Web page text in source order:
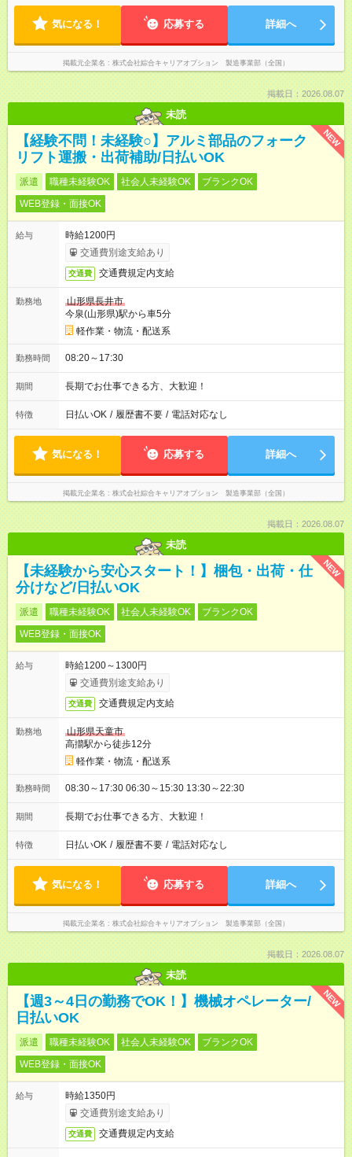
気になる！ 応募する 詳細へ
掲載元企業名 株式会社綜合キャリアオプション 製造事業部（全国）
掲載日：2026.08.07
未読
NEW
【経験不問！未経験○】アルミ部品のフォーク
リフト運搬・出荷補助/日払いOK
派遣 職種未経験OK 社会人未経験OK
ブランクOK
WEB登録・面接OK
給与
時給1200円
交通費別途支給あり
交通費 交通費規定内支給
勤務地
山形県長井市
今泉(山形県)駅から車5分
軽作業・物流・配送系
勤務時間 08:20～17:30
期間 長期でお仕事できる方、大歓迎！
特徴 日払いOK / 履歴書不要 / 電話対応なし
気になる！ 応募する 詳細へ
掲載元企業名 株式会社綜合キャリアオプション 製造事業部（全国）
掲載日：2026.08.07
未読
NEW
【未経験から安心スタート！】梱包・出荷・仕
分けなど/日払いOK
派遣 職種未経験OK 社会人未経験OK
ブランクOK
WEB登録・面接OK
給与
時給1200～1300円
交通費別途支給あり
交通費 交通費規定内支給
勤務地
山形県天童市
高擶駅から徒歩12分
軽作業・物流・配送系
勤務時間 08:30～17:30 06:30～15:30 13:30～22:30
期間 長期でお仕事できる方、大歓迎！
特徴 日払いOK / 履歴書不要 / 電話対応なし
気になる！ 応募する 詳細へ
掲載元企業名 株式会社綜合キャリアオプション 製造事業部（全国）
掲載日：2026.08.07
未読
NEW
【週3～4日の勤務でOK！】機械オペレーター/
日払いOK
派遣 職種未経験OK 社会人未経験OK
ブランクOK
WEB登録・面接OK
給与
時給1350円
交通費別途支給あり
交通費 交通費規定内支給